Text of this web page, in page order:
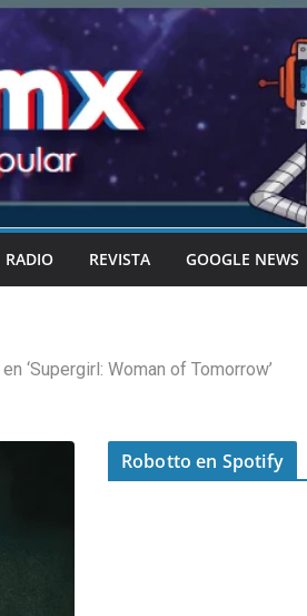
RADIO REVISTA GOOGLE NEWS
‘Supergirl: Woman of Tomorrow’
Robotto en Spotify